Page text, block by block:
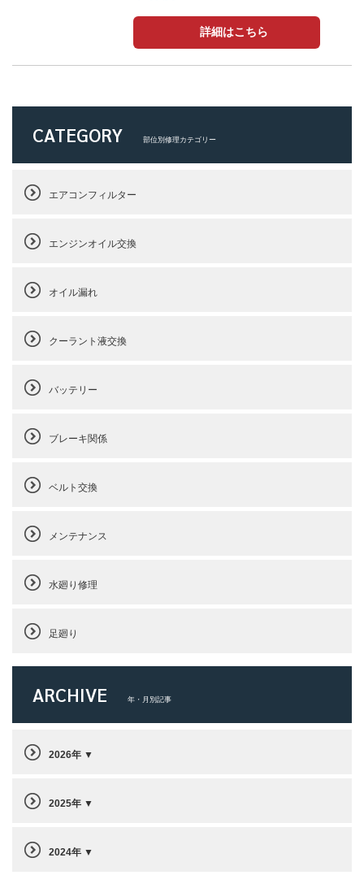
詳細はこちら
CATEGORY 部位別修理カテゴリー
エアコンフィルター
エンジンオイル交換
オイル漏れ
クーラント液交換
バッテリー
ブレーキ関係
ベルト交換
メンテナンス
水廻り修理
足廻り
ARCHIVE 年・月別記事
2026年
2025年
2024年